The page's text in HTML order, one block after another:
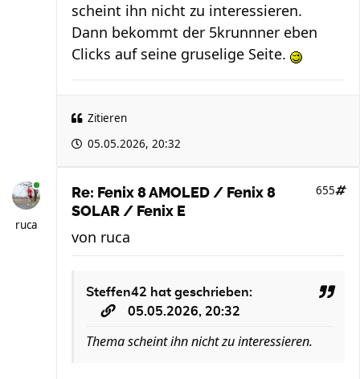
scheint ihn nicht zu interessieren.
Dann bekommt der 5krunnner eben
Clicks auf seine gruselige Seite.
Zitieren
05.05.2026, 20:32
ruca
Re: Fenix 8 AMOLED / Fenix 8
SOLAR / Fenix E
655
von ruca
Steffen42 hat geschrieben:
05.05.2026, 20:32
Thema scheint ihn nicht zu interessieren.